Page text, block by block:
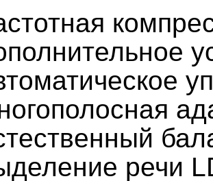
речи